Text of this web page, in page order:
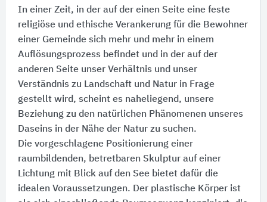
In einer Zeit, in der auf der einen Seite eine feste
religiöse und ethische Verankerung für die Bewohner
einer Gemeinde sich mehr und mehr in einem
Auflösungsprozess befindet und in der auf der
anderen Seite unser Verhältnis und unser
Verständnis zu Landschaft und Natur in Frage
gestellt wird, scheint es naheliegend, unsere
Beziehung zu den natürlichen Phänomenen unseres
Daseins in der Nähe der Natur zu suchen.
Die vorgeschlagene Positionierung einer
raumbildenden, betretbaren Skulptur auf einer
Lichtung mit Blick auf den See bietet dafür die
idealen Voraussetzungen. Der plastische Körper ist